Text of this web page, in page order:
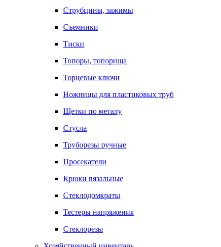
Струбцины, зажимы
Съемники
Тиски
Топоры, топорища
Торцевые ключи
Ножницы для пластиковых труб
Щетки по металу
Стусла
Труборезы ручные
Просекатели
Крюки вязальные
Стеклодомкраты
Тестеры напряжения
Стеклорезы